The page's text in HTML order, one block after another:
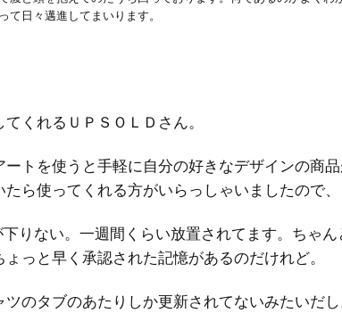
日々邁進してまいります。
くれるＵＰＳＯＬＤさん。
ートを使うと手軽に自分の好きなデザインの商
たら使ってくれる方がいらっしゃいましたので
りない。一週間くらい放置されてます。ちゃ
っと早く承認された記憶があるのだけれど。
のタブのあたりしか更新されてないみたいだし